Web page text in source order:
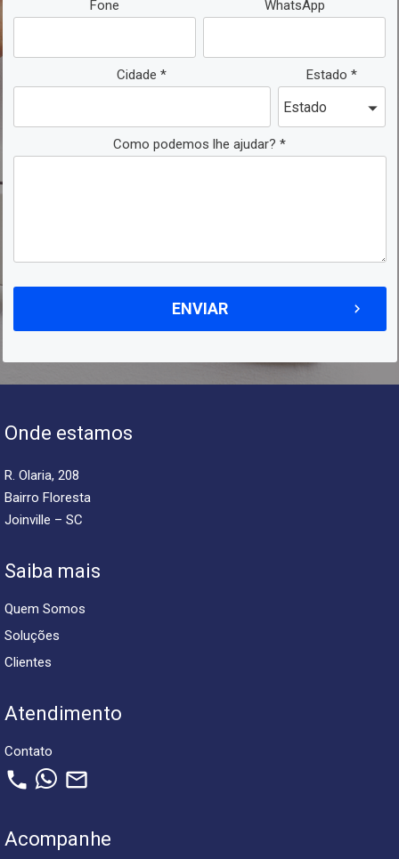
Fone WhatsApp
Cidade * Estado *
Como podemos lhe ajudar? *
Onde estamos
R. Olaria, 208
Bairro Floresta
Joinville – SC
Saiba mais
Quem Somos
Soluções
Clientes
Atendimento
Contato
phone mail_outline
Acompanhe